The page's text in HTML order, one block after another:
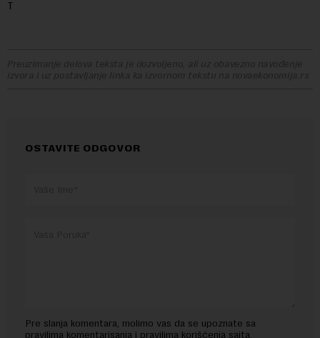
T
Preuzimanje delova teksta je dozvoljeno, ali uz obavezno navođenje
izvora i uz postavljanje linka ka izvornom tekstu na novaekonomija.rs
OSTAVITE ODGOVOR
Pre slanja komentara, molimo vas da se upoznate sa
pravilima komentarisanja i pravilima korišćenja sajta.